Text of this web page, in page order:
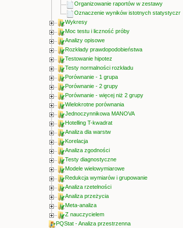
Organizowanie raportów w zestawy
Oznaczenie wyników istotnych statystycznie
Wykresy
Moc testu i liczność próby
Analizy opisowe
Rozkłady prawdopodobieństwa
Testowanie hipotez
Testy normalności rozkładu
Porównanie - 1 grupa
Porównanie - 2 grupy
Porównanie - więcej niż 2 grupy
Wielokrotne porównania
Jednoczynnikowa MANOVA
Hotelling T-kwadrat
Analiza dla warstw
Korelacja
Analiza zgodności
Testy diagnostyczne
Modele wielowymiarowe
Redukcja wymiarów i grupowanie
Analiza rzetelności
Analiza przeżycia
Meta-analiza
Z nauczycielem
PQStat - Analiza przestrzenna